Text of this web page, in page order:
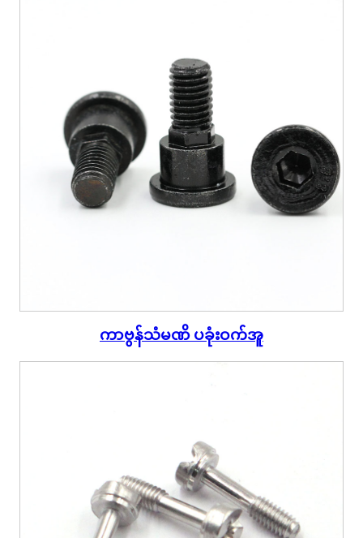
ကာဗွန်သံမဏိ ပခုံးဝက်အူ